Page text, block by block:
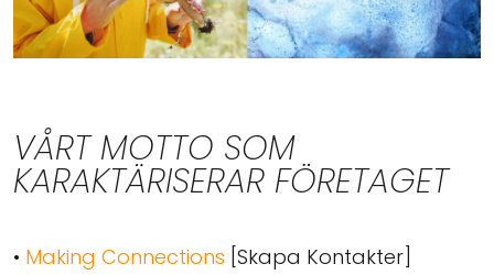
VÅRT MOTTO SOM
KARAKTÄRISERAR FÖRETAGET
• Making Connections [Skapa Kontakter]